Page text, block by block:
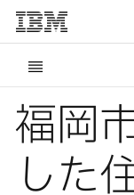
福岡
した